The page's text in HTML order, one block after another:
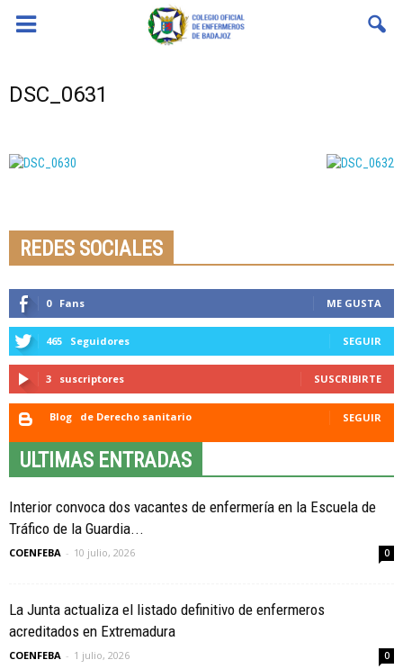
Coenfeba
DSC_0631
REDES SOCIALES
0 Fans ME GUSTA
465 Seguidores SEGUIR
3 suscriptores SUSCRIBIRTE
Blog de Derecho sanitario SEGUIR
ULTIMAS ENTRADAS
Interior convoca dos vacantes de enfermería en la Escuela de
Tráfico de la Guardia...
COENFEBA - 10 julio, 2026 0
La Junta actualiza el listado definitivo de enfermeros
acreditados en Extremadura
COENFEBA - 1 julio, 2026 0